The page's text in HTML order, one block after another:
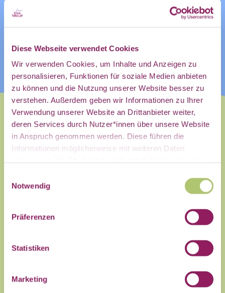
Diese Webseite verwendet Cookies
Wir verwenden Cookies, um Inhalte und Anzeigen zu
personalisieren, Funktionen für soziale Medien anbieten
zu können und die Nutzung unserer Website besser zu
verstehen. Außerdem geben wir Informationen zu Ihrer
Verwendung unserer Website an Drittanbieter weiter,
deren Services durch Nutzer*innen über unsere Website
in Anspruch genommen werden. Diese führen die
Informationen möglicherweise mit weiteren Daten
haben.
Notwendig
Präferenzen
Statistiken
Marketing
Dieses Event wurde zuerst auf
gepostet. Bitte prüft die Aktualität
Website, es kann zu kurzfristigen
Auf der Plattform trefft Ihr auf
mit denen Ihr Euch zu Daten für das
des CDL
direkt in
mein
persönliches
Postfach:
Name